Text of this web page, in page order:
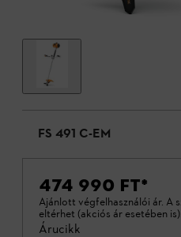
FS 491 C-EM
474 990 FT*
Ajánlott végfelhasználói ár. A
eltérhet (akciós ár esetében
Árucikk